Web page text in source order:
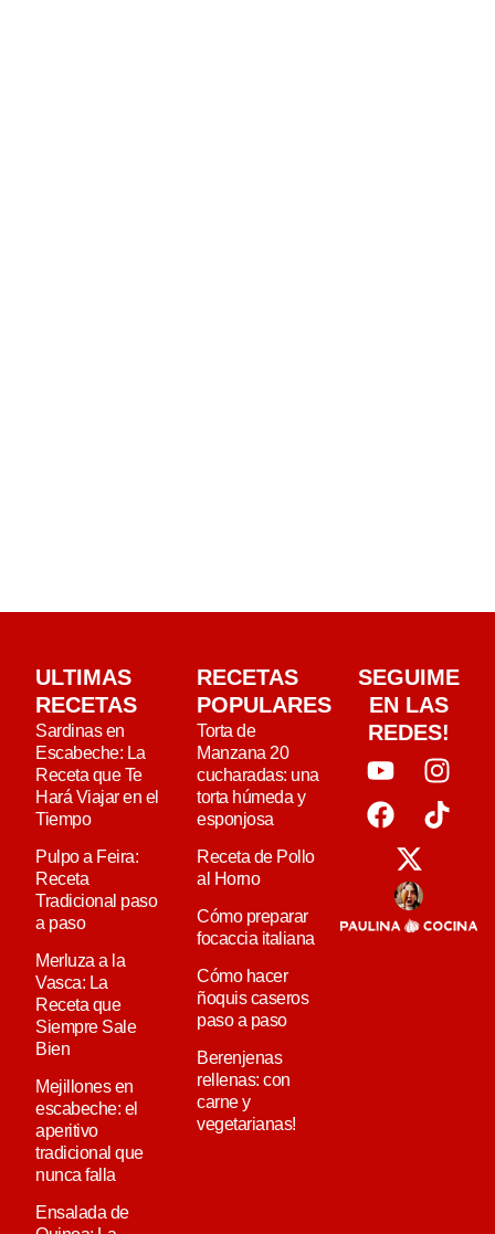
ULTIMAS
RECETAS
Sardinas en
Escabeche: La
Receta que Te
Hará Viajar en el
Tiempo
Pulpo a Feira:
Receta
Tradicional paso
a paso
Merluza a la
Vasca: La
Receta que
Siempre Sale
Bien
Mejillones en
escabeche: el
aperitivo
tradicional que
nunca falla
Ensalada de
RECETAS
POPULARES
Torta de
Manzana 20
cucharadas: una
torta húmeda y
esponjosa
Receta de Pollo
al Horno
Cómo preparar
focaccia italiana
Cómo hacer
ñoquis caseros
paso a paso
Berenjenas
rellenas: con
carne y
vegetarianas!
SEGUIME
EN LAS
REDES!